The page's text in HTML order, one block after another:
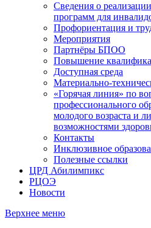
Сведения о
программ для
Профориентация и
Мероприятия
Партнёры БПОО
Повышение
Доступная среда
Материально-
«Горячая линия» по
профессионального
молодого возраста и
возможностями
Контакты
Инклюзивное
Полезные ссылки
ЦРД Абилимпикс
РЦОЭ
Новости
Верхнее меню